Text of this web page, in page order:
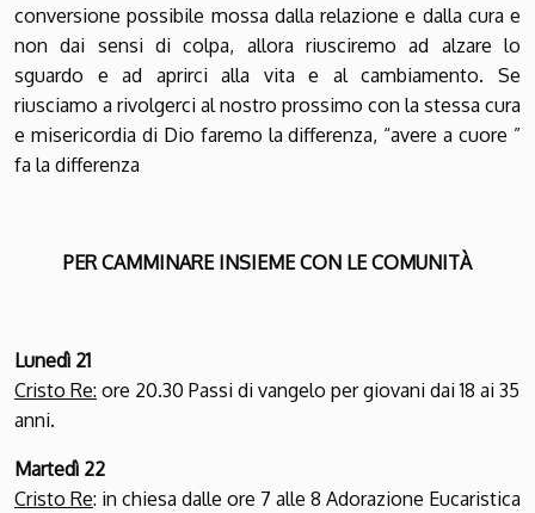
conversione possibile mossa dalla relazione e dalla cura e
non dai sensi di colpa, allora riusciremo ad alzare lo
sguardo e ad aprirci alla vita e al cambiamento. Se
riusciamo a rivolgerci al nostro prossimo con la stessa cura
e misericordia di Dio faremo la differenza, “avere a cuore ”
fa la differenza
PER CAMMINARE INSIEME CON LE COMUNITÀ
Lunedì 21
Cristo Re: ore 20.30 Passi di vangelo per giovani dai 18 ai 35
anni.
Martedì 22
Cristo Re: in chiesa dalle ore 7 alle 8 Adorazione Eucaristica